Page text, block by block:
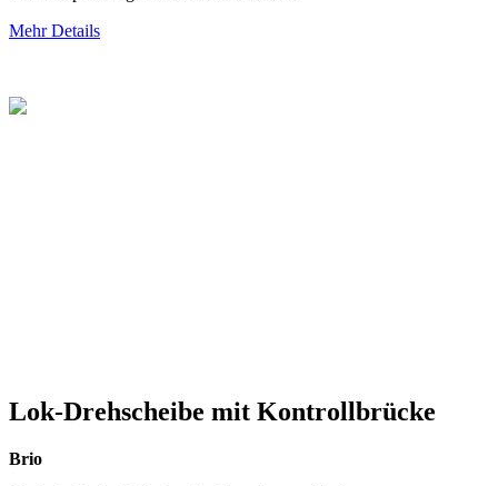
Mehr Details
Lok-Drehscheibe mit Kontrollbrücke
Brio